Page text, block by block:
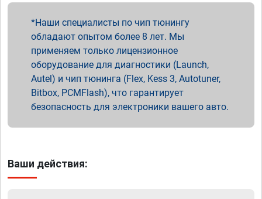
Наши специалисты по чип тюнингу
обладают опытом более 8 лет. Мы
применяем только лицензионное
оборудование для диагностики (Launch,
Autel) и чип тюнинга (Flex, Kess 3, Autotuner,
Bitbox, PCMFlash), что гарантирует
безопасность для электроники вашего авто.
Ваши действия: